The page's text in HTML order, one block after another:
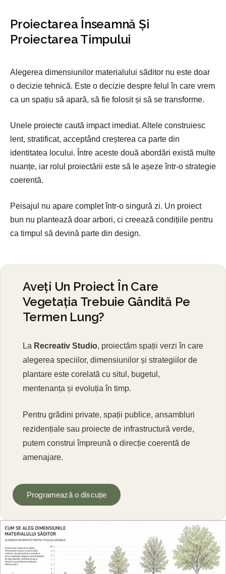
Proiectarea Înseamnă Și
Proiectarea Timpului
Alegerea dimensiunilor materialului săditor nu este doar
o decizie tehnică. Este o decizie despre felul în care vrem
ca un spațiu să apară, să fie folosit și să se transforme.
Unele proiecte caută impact imediat. Altele construiesc
lent, stratificat, acceptând creșterea ca parte din
identitatea locului. Între aceste două abordări există multe
nuanțe, iar rolul proiectării este să le așeze într-o strategie
coerentă.
Peisajul nu apare complet într-o singură zi. Un proiect
bun nu plantează doar arbori, ci creează condițiile pentru
ca timpul să devină parte din design.
Aveți Un Proiect În Care
Vegetația Trebuie Gândită Pe
Termen Lung?
La Recreativ Studio, proiectăm spații verzi în care
alegerea speciilor, dimensiunilor și strategiilor de
plantare este corelată cu situl, bugetul,
mentenanța și evoluția în timp.
Pentru grădini private, spații publice, ansambluri
rezidențiale sau proiecte de infrastructură verde,
putem construi împreună o direcție coerentă de
amenajare.
Programează o discuție